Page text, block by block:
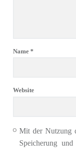
Name *
Website
Mit der Nutzung
Speicherung